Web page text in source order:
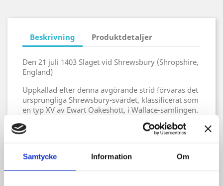
Samtycke Information Om
Beskrivning Produktdetaljer
Den 21 juli 1403 Slaget vid Shrewsbury (Shropshire,
England)
Uppkallad efter denna avgörande strid förvaras det
ursprungliga Shrewsbury-svärdet, klassificerat som
en typ XV av Ewart Oakeshott, i Wallace-samlingen.
Även om detta vackra, prisvärda svärd inte är en
kopia av det ovannämnda historiska exemplet, har
sent och 1400-talets en-och-ett-halvthandsvärd
(även kallat bastardsvärd) och är mönstrat efter